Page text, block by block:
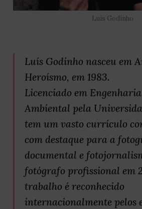
Luís Godinho
Luís Godinho nasceu em
Heroísmo, em 1983.
Licenciado em Engenharia
Ambiental pela
tem um vasto currículo
com destaque para a
documental e
fotógrafo profissional em
trabalho é reconhecido
internacionalmente pelos